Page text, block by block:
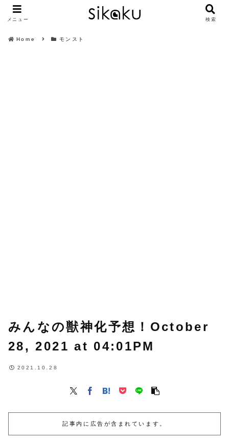
Home モンスト
みんなの獣神化予想！October
28, 2021 at 04:01PM
2021.10.28
記事内に広告が含まれています。
メニュー 検索